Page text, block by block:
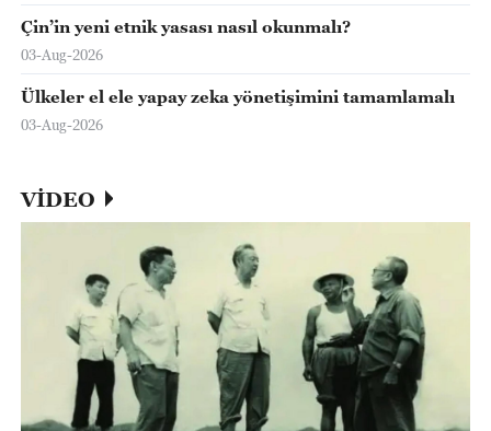
Çin’in yeni etnik yasası nasıl okunmalı?
03-Aug-2026
Ülkeler el ele yapay zeka yönetişimini tamamlamalı
03-Aug-2026
VİDEO